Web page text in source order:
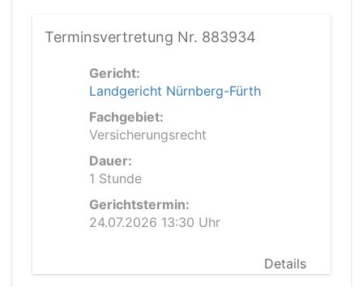
Terminsvertretung Nr. 883934
Gericht:
Landgericht Nürnberg-Fürth
Fachgebiet:
Versicherungsrecht
Dauer:
1 Stunde
Gerichtstermin:
24.07.2026 13:30 Uhr
Details